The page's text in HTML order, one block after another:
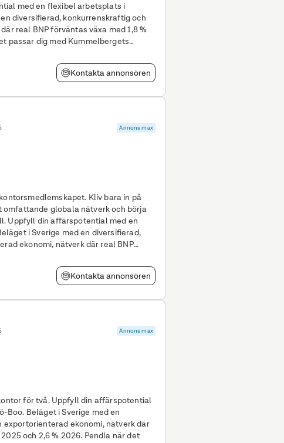
diversifierad, konkurrenskraftig och
real BNP förväntas växa med 1,8 %
passar dig med Kummelbergets
Kontakta annonsören
Annons max
Kliv bara in på
globala nätverk och börja
i Sverige med en diversifierad,
ekonomi, nätverk där real BNP
Kontakta annonsören
Annons max
din affärspotential
Boo. Beläget i Sverige med en
ekonomi, nätverk där
och 2,6 % 2026. Pendla när det